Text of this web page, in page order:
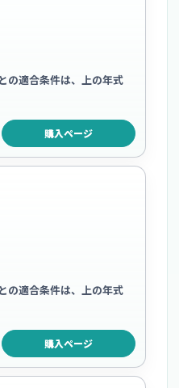
の適合条件は、上の年式
購入ページ
の適合条件は、上の年式
購入ページ